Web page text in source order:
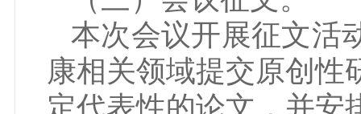
本次会议开展征文活
康相关领域提交原创性
定代表性的论文，并安